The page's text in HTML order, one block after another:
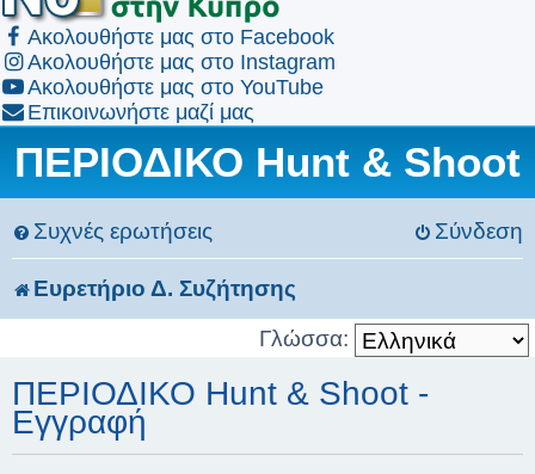
Ακολουθήστε μας στο Facebook
Ακολουθήστε μας στο Instagram
Ακολουθήστε μας στο YouTube
Επικοινωνήστε μαζί μας
ΠΕΡΙΟΔΙΚΟ Hunt & Shoot
Συχνές ερωτήσεις Σύνδεση
Ευρετήριο Δ. Συζήτησης
Γλώσσα:
ΠΕΡΙΟΔΙΚΟ Hunt & Shoot -
Εγγραφή